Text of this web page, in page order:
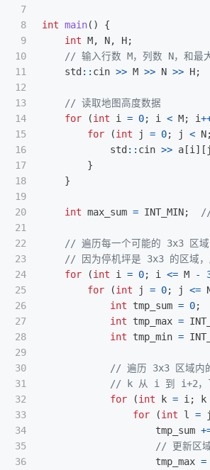
7
8
9
10
11
12
13
14
15
16
17
18
19
20
21
22
23
24
25
26
27
28
29
30
31
32
33
34
35
36
int main()
{
int M, N, H;
// 输入行数 M，列数 N，和最
std :: cin >> M >> N >> H;
// 读取地图高度数据
for
(int i = 0; i < M; i
for
(int j = 0; j < N;
std :: cin >> a [i ][ j
}
}
int max_sum = INT_MIN; //
// 遍历每一个可能的 3x3 区
// 因为停机坪是 3x3 的区域
for
(int i = 0; i <= M -
for
(int j = 0; j <=
int
tmp_sum = 0;
int
tmp_max =
int
tmp_min =
// 遍历 3x3 区域
// k 从 i 到 i+2
for
(int k = i ; k
for
(int l = j
tmp_sum
// 更新区域
tmp_max =